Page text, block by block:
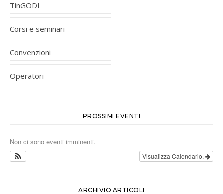
TinGODI
Corsi e seminari
Convenzioni
Operatori
PROSSIMI EVENTI
Non ci sono eventi imminenti.
Visualizza Calendario.
ARCHIVIO ARTICOLI